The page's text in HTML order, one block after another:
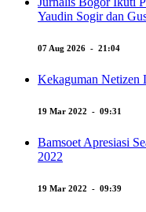
Yaudin Sogir dan
07 Aug 2026 - 21:04
Kekaguman
19 Mar 2022 - 09:31
Bamsoet Apresiasi
2022
19 Mar 2022 - 09:39